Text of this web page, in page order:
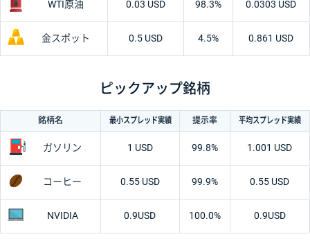
WTI原油 0.03 USD 98.3% 0.0303 USD
金スポット 0.5 USD 4.5% 0.861 USD
ピックアップ銘柄
銘柄名 最小スプレッド実績 提示率 平均スプレッド実績
ガソリン 1 USD 99.8% 1.001 USD
コーヒー 0.55 USD 99.9% 0.55 USD
NVIDIA 0.9USD 100.0% 0.9USD